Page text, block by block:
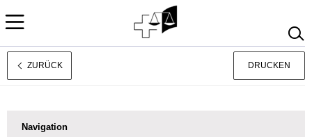
Français
ZURÜCK DRUCKEN
Navigation